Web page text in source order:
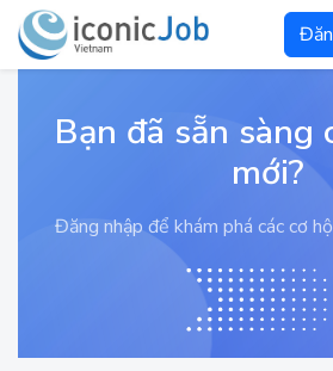
Bạn đã sẵn sàng
mới?
Đăng nhập để khám phá các cơ